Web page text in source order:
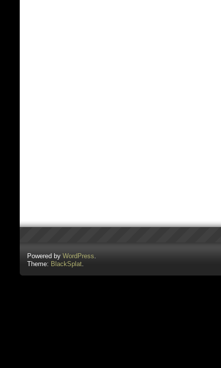
Powered by WordPress.
Theme: BlackSplat.